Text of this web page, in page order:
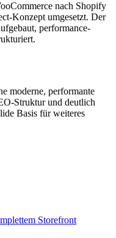
nach Shopify
Konzept umgesetzt. Der
performance-
moderne, performante
Struktur und deutlich
Basis für weiteres
Storefront